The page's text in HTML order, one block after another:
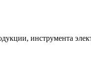
инструмента